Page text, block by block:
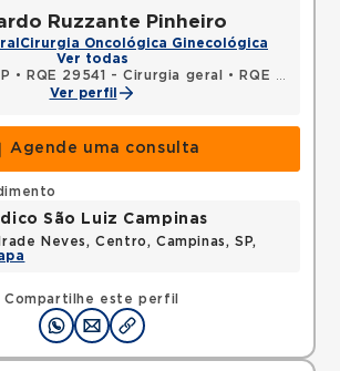
Ruzzante Pinheiro
Cirurgia Oncológica Ginecológica
Ver todas
• RQE 29541 - Cirurgia geral •
RQE 37818 - Cancerologia/cancerologia cirúrgica
Ver perfil
Agende uma consulta
Compartilhe este perfil
São Luiz Campinas
Neves, Centro, Campinas, SP,